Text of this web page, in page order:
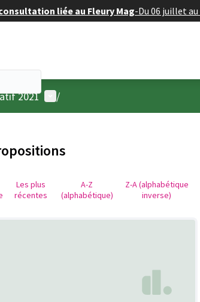
liée au Fleury Mag-Du 06 juillet
2021 Menu utilisateur
/
Les plus
récentes
A-Z
(alphabétique)
Z-A (alphabétique
inverse)